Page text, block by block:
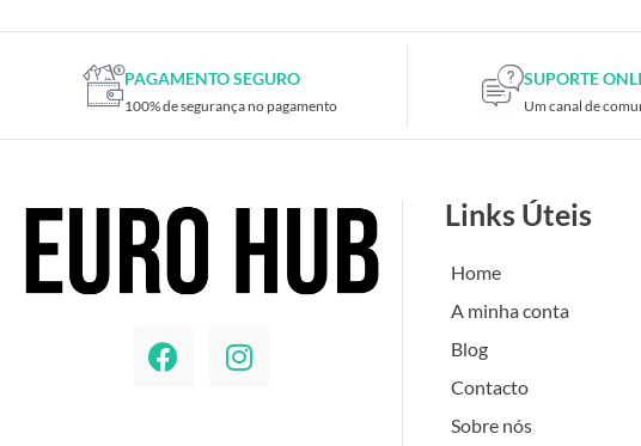
PAGAMENTO SEGURO
100% de segurança no pagamento
SUPORTE
Um canal de
Links Úteis
Home
A minha conta
Blog
Contacto
Sobre nós